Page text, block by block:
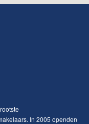
In 2005 openden